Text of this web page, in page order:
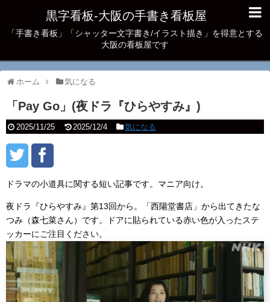
黒字看板‐大阪の手書き看板屋
「手書き看板」「シャッター文字書き/イラスト描き」を得意とする
大阪の看板屋です
ホーム 気になる
「Pay Go」(夜ドラ『ひらやすみ』)
2025/11/25 2025/12/4 気になる
ドラマの小道具に関する短い記事です。マニア向け。
夜ドラ『ひらやすみ』第13回から。「西陽堂書店」から出てきたな
つみ（森七菜さん）です。ドアに貼られている赤い色が入ったステ
ッカーにご注目ください。